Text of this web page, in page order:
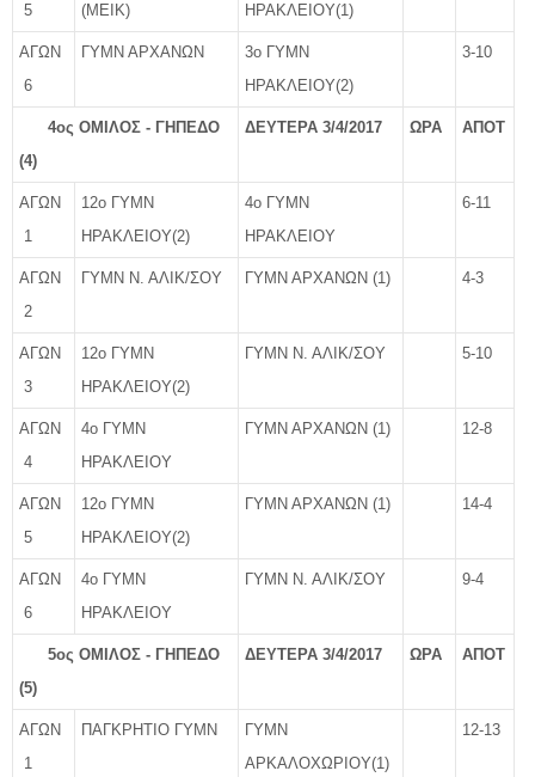
5
(ΜΕΙΚ)
ΗΡΑΚΛΕΙΟΥ(1)
ΑΓΩΝ
6
ΓΥΜΝ ΑΡΧΑΝΩΝ
3ο ΓΥΜΝ
ΗΡΑΚΛΕΙΟΥ(2)
3-10
4ος ΟΜΙΛΟΣ - ΓΗΠΕΔΟ
(4)
ΔΕΥΤΕΡΑ 3/4/2017 ΩΡΑ ΑΠΟΤ
ΑΓΩΝ
1
12ο ΓΥΜΝ
ΗΡΑΚΛΕΙΟΥ(2)
4ο ΓΥΜΝ
ΗΡΑΚΛΕΙΟΥ
6-11
ΑΓΩΝ
2
ΓΥΜΝ Ν. ΑΛΙΚ/ΣΟΥ ΓΥΜΝ ΑΡΧΑΝΩΝ (1) 4-3
ΑΓΩΝ
3
12ο ΓΥΜΝ
ΗΡΑΚΛΕΙΟΥ(2)
ΓΥΜΝ Ν. ΑΛΙΚ/ΣΟΥ 5-10
ΑΓΩΝ
4
4ο ΓΥΜΝ
ΗΡΑΚΛΕΙΟΥ
ΓΥΜΝ ΑΡΧΑΝΩΝ (1) 12-8
ΑΓΩΝ
5
12ο ΓΥΜΝ
ΗΡΑΚΛΕΙΟΥ(2)
ΓΥΜΝ ΑΡΧΑΝΩΝ (1) 14-4
ΑΓΩΝ
6
4ο ΓΥΜΝ
ΗΡΑΚΛΕΙΟΥ
ΓΥΜΝ Ν. ΑΛΙΚ/ΣΟΥ 9-4
5ος ΟΜΙΛΟΣ - ΓΗΠΕΔΟ
(5)
ΔΕΥΤΕΡΑ 3/4/2017 ΩΡΑ ΑΠΟΤ
ΑΓΩΝ
1
ΠΑΓΚΡΗΤΙΟ ΓΥΜΝ
ΓΥΜΝ
ΑΡΚΑΛΟΧΩΡΙΟΥ(1)
12-13